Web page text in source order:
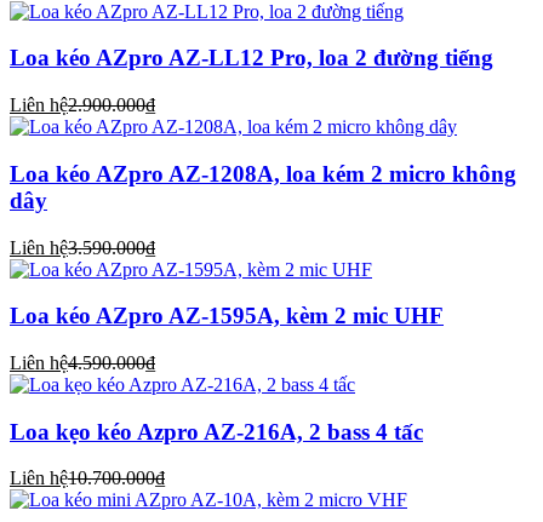
Loa kéo AZpro AZ-LL12 Pro, loa 2 đường tiếng
Liên hệ2.900.000₫
Loa kéo AZpro AZ-1208A, loa kém 2 micro không
dây
Liên hệ3.590.000₫
Loa kéo AZpro AZ-1595A, kèm 2 mic UHF
Liên hệ4.590.000₫
Loa kẹo kéo Azpro AZ-216A, 2 bass 4 tấc
Liên hệ10.700.000₫